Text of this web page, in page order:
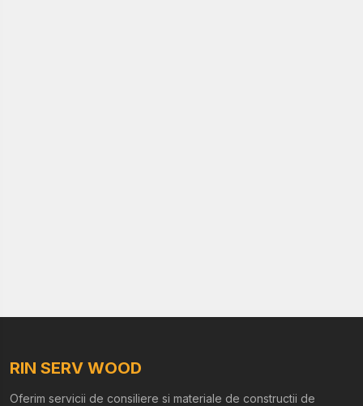
RIN SERV WOOD
Oferim servicii de consiliere si materiale de constructii de